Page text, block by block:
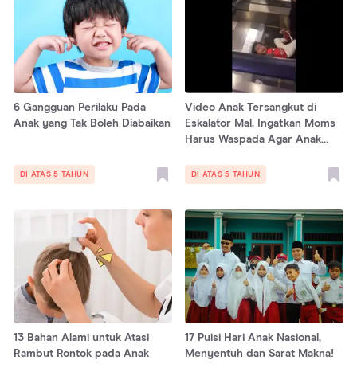
6 Gangguan Perilaku Pada
Anak yang Tak Boleh Diabaikan
DI ATAS 5 TAHUN
Video Anak Tersangkut di
Eskalator Mal, Ingatkan Moms
Harus Waspada Agar Anak
DI ATAS 5 TAHUN
13 Bahan Alami untuk Atasi
Rambut Rontok pada Anak
17 Puisi Hari Anak Nasional,
Menyentuh dan Sarat Makna!